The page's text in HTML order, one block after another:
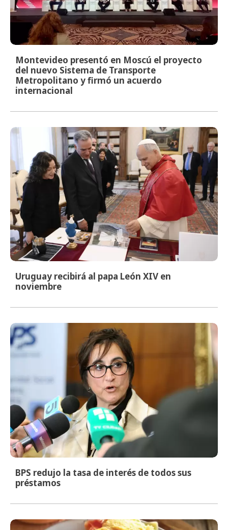
Montevideo presentó en Moscú el proyecto
del nuevo Sistema de Transporte
Metropolitano y firmó un acuerdo
internacional
Uruguay recibirá al papa León XIV en
noviembre
BPS redujo la tasa de interés de todos sus
préstamos